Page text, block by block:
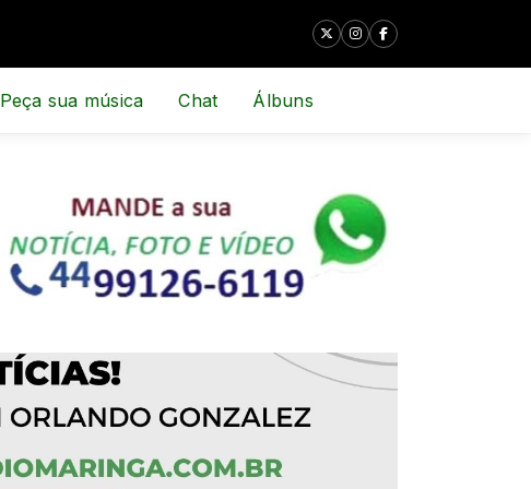
Peça sua música Chat Álbuns